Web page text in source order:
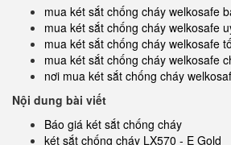
mua két sắt chống cháy welkosafe
mua két sắt chống cháy welkosafe
mua két sắt chống cháy welkosafe
mua két sắt chống cháy welkosafe
nơi mua két sắt chống cháy
Nội dung bài viết
Báo giá két sắt chống cháy
két sắt chống cháy LX570 - E Gold